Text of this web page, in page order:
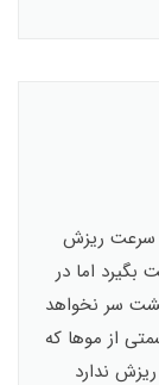
سرعت ریزش
بگیرد اما در
سر نخواهد
از موها که
ندارد